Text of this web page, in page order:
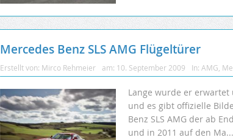
Mercedes Benz SLS AMG Flügeltürer
Erstellt von: Mirco Rehmeier am: 10. September 2009 In: AMG,
Lange wurde er
und es gibt offizielle
Benz SLS AMG der ab
und in 2011 auf den Ma...